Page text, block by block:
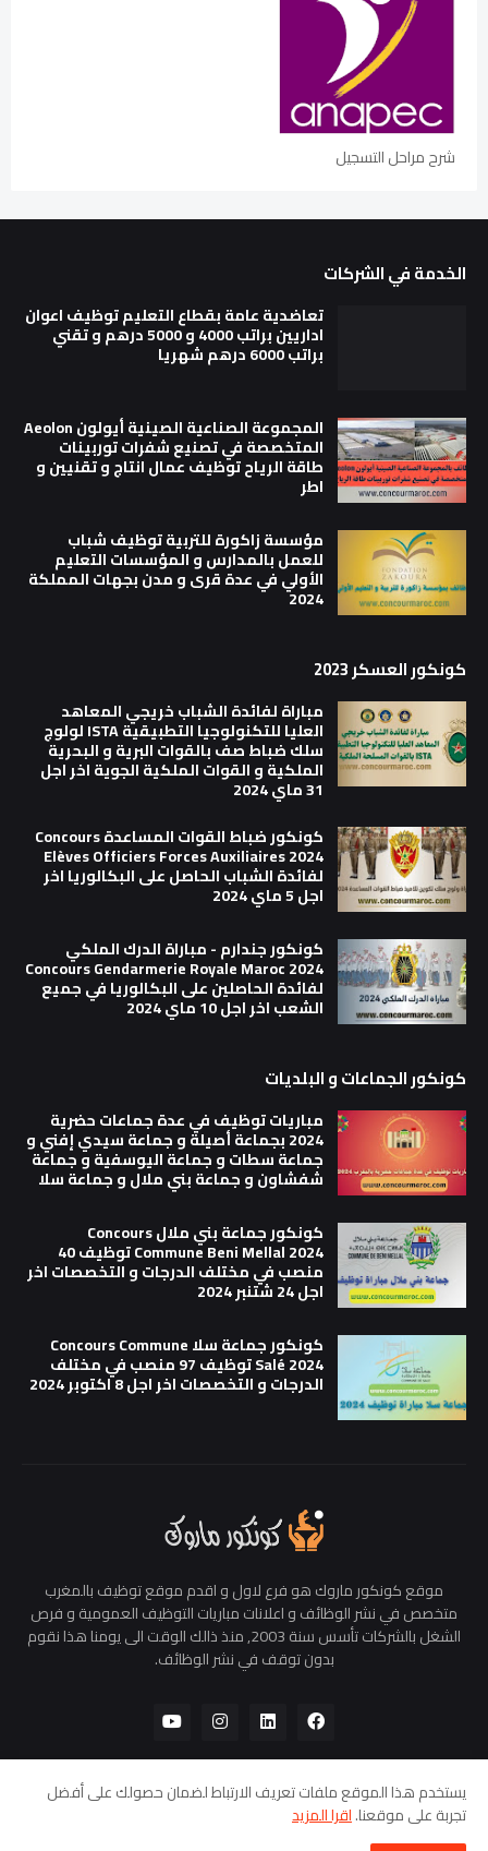
شرح مراحل التسجيل
الخدمة في الشركات
تعاضدية عامة بقطاع التعليم توظيف اعوان
اداريين براتب 4000 و 5000 درهم و تقني
براتب 6000 درهم شهريا
المجموعة الصناعية الصينية أيولون Aeolon
المتخصصة في تصنيع شفرات توربينات
طاقة الرياح توظيف عمال انتاج و تقنيين و
اطر
مؤسسة زاكورة للتربية توظيف شباب
للعمل بالمدارس و المؤسسات التعليم
الأولي في عدة قرى و مدن بجهات المملكة
2024
كونكور العسكر 2023
مباراة لفائدة الشباب خريجي المعاهد
العليا للتكنولوجيا التطبيقية ISTA لولوج
سلك ضباط صف بالقوات البرية و البحرية
الملكية و القوات الملكية الجوية اخر اجل
31 ماي 2024
كونكور ضباط القوات المساعدة Concours
Elèves Officiers Forces Auxiliaires 2024
لفائدة الشباب الحاصل على البكالوريا اخر
اجل 5 ماي 2024
كونكور جندارم - مباراة الدرك الملكي
Concours Gendarmerie Royale Maroc 2024
لفائدة الحاصلين على البكالوريا في جميع
الشعب اخر اجل 10 ماي 2024
كونكور الجماعات و البلديات
مباريات توظيف في عدة جماعات حضرية
2024 بجماعة أصيلة و جماعة سيدي إفني و
جماعة سطات و جماعة اليوسفية و جماعة
شفشاون و جماعة بني ملال و جماعة سلا
كونكور جماعة بني ملال Concours
Commune Beni Mellal 2024 توظيف 40
منصب في مختلف الدرجات و التخصصات اخر
اجل 24 شتنبر 2024
كونكور جماعة سلا Concours Commune
Salé 2024 توظيف 97 منصب في مختلف
الدرجات و التخصصات اخر اجل 8 اكتوبر 2024
موقع كونكور ماروك هو فرع لاول و اقدم موقع توظيف بالمغرب
متخصص في نشر الوظائف و اعلانات مباريات التوظيف العمومية و فرص
الشغل بالشركات تأسس سنة 2003, منذ ذالك الوقت الى يومنا هذا نقوم
بدون توقف في نشر الوظائف.
الرئيسية من نحن
يستخدم هذا الموقع ملفات تعريف الارتباط لضمان حصولك على أفضل
تجربة على موقعنا.اقرا المزيد